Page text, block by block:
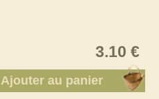
3.10 €
Ajouter au panier